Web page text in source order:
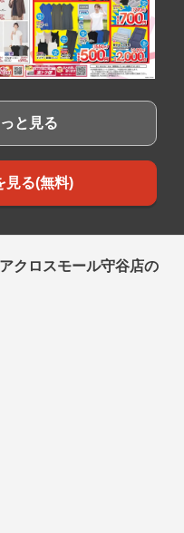
と見る
見る(無料)
クロスモール守谷店の